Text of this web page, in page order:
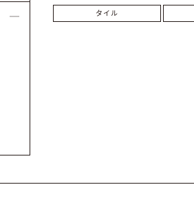
タイル